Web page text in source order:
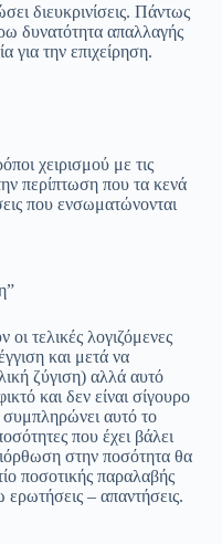
διευκρινίσεις. Πάντως
δυνατότητα απαλλαγής
για την επιχείρηση.
χειρισμού με τις
περίπτωση που τα κενά
που ενσωματώνονται
τελικές λογιζόμενες
και μετά να
ζύγιση) αλλά αυτό
και δεν είναι σίγουρο
συμπληρώνει αυτό το
που έχει βάλει
στην ποσότητα θα
ποσοτικής παραλαβής
– απαντήσεις.